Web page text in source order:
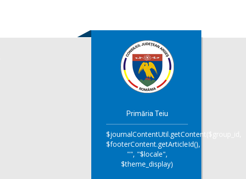
Primăria Teiu
$journalContentUtil.getContent($group_id,
$footerContent.getArticleId(),
"", "$locale",
$theme_display)